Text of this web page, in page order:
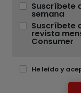
Suscríbete
semana
Suscríbete
revista
Consumer
He leído y